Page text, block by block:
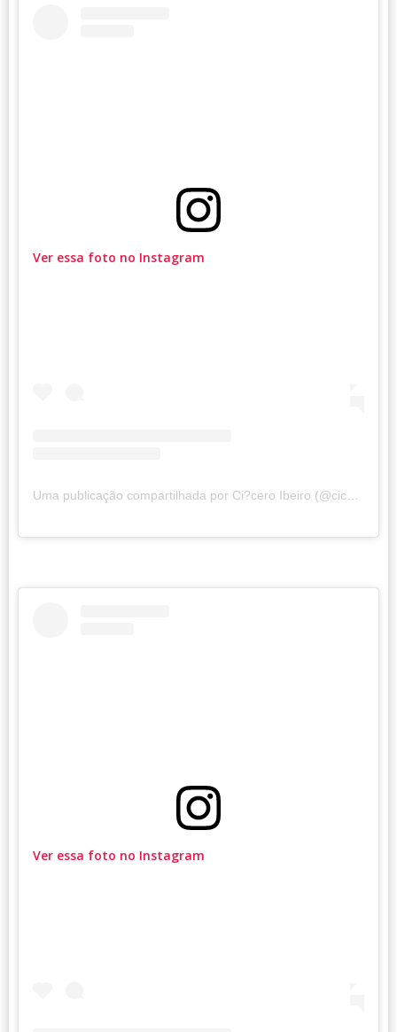
Ver essa foto no Instagram
Uma publicação compartilhada por Ci?cero Ibeiro (@ciceroscope)
Ver essa foto no Instagram